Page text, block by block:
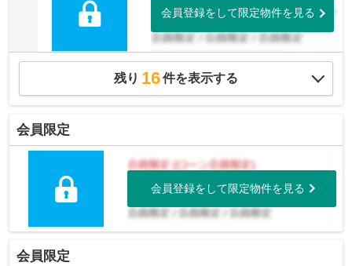
会員登録をして限定物件を見る
残り 16件を表示する
会員限定
会員登録をして限定物件を見る
会員限定